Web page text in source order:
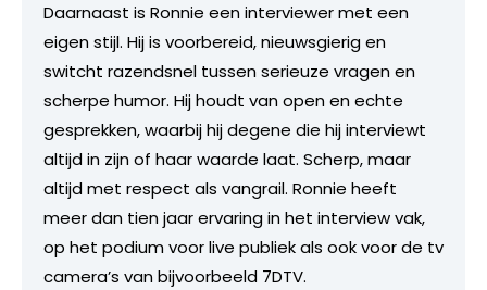
Daarnaast is Ronnie een interviewer met een
eigen stijl. Hij is voorbereid, nieuwsgierig en
switcht razendsnel tussen serieuze vragen en
scherpe humor. Hij houdt van open en echte
gesprekken, waarbij hij degene die hij interviewt
altijd in zijn of haar waarde laat. Scherp, maar
altijd met respect als vangrail. Ronnie heeft
meer dan tien jaar ervaring in het interview vak,
op het podium voor live publiek als ook voor de tv
camera’s van bijvoorbeeld 7DTV.